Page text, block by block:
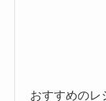
おすすめのレ